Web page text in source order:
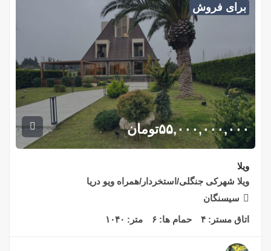
برای فروش
۵۵,۰۰۰,۰۰۰,۰۰۰تومان
ویلا
ویلا شهرکی جنگلی/استخردار/همراه ویو دریا
سیسنگان
اتاق مستر: ۴ حمام ها: ۶ متر: ۱۰۴۰